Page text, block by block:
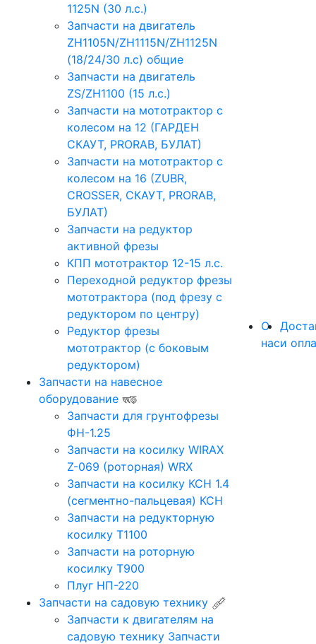
1125N (30 л.с.)
Запчасти на двигатель
ZH1105N/ZH1115N/ZH1125N
(18/24/30 л.с) общие
Запчасти на двигатель
ZS/ZH1100 (15 л.с.)
Запчасти на мототрактор с
колесом на 12 (ГАРДЕН
СКАУТ, PRORAB, БУЛАТ)
Запчасти на мототрактор с
колесом на 16 (ZUBR,
CROSSER, СКАУТ, PRORAB,
БУЛАТ)
Запчасти на редуктор
активной фрезы
КПП мототрактор 12-15 л.с.
Переходной редуктор фрезы
мототрактора (под фрезу с
редуктором по центру)
Редуктор фрезы
мототрактор (с боковым
редуктором)
Запчасти на навесное
оборудование
Запчасти для грунтофрезы
ФН-1.25
Запчасти на косилку WIRAX
Z-069 (роторная) WRX
Запчасти на косилку КСН 1.4
(сегментно-пальцевая) КСН
Запчасти на редукторную
косилку Т1100
Запчасти на роторную
косилку Т900
Плуг НП-220
Запчасти на садовую технику
Запчасти к двигателям на
садовую технику Запчасти
О
наси